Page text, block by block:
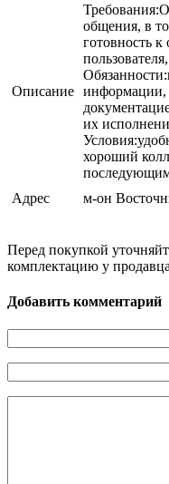
Описание
общения, в
готовность
информации,
их
хороший
Адрес
м-он
Перед покупкой
комплектацию у продавца
Добавить комментарий